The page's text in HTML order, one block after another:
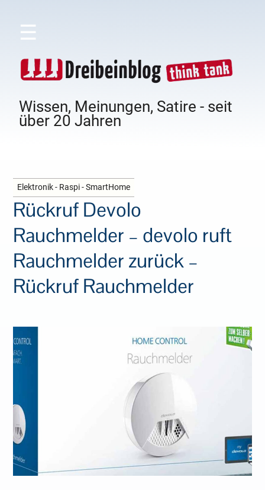
☰
Wissen, Meinungen, Satire - seit
über 20 Jahren
Elektronik - Raspi - SmartHome
Rückruf Devolo
Rauchmelder – devolo ruft
Rauchmelder zurück –
Rückruf Rauchmelder